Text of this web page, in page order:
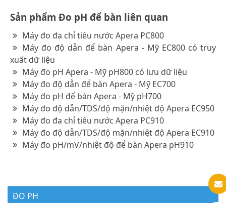
Sản phẩm Đo pH để bàn liên quan
Máy đo đa chỉ tiêu nước Apera PC800
Máy đo độ dẫn để bàn Apera - Mỹ EC800 có truy
xuất dữ liệu
Máy đo pH Apera - Mỹ pH800 có lưu dữ liệu
Máy đo độ dẫn để bàn Apera - Mỹ EC700
Máy đo pH để bàn Apera - Mỹ pH700
Máy đo độ dẫn/TDS/độ mặn/nhiệt độ Apera EC950
Máy đo đa chỉ tiêu nước Apera PC910
Máy đo độ dẫn/TDS/độ mặn/nhiệt độ Apera EC910
Máy đo pH/mV/nhiệt độ để bàn Apera pH910
ĐO PH